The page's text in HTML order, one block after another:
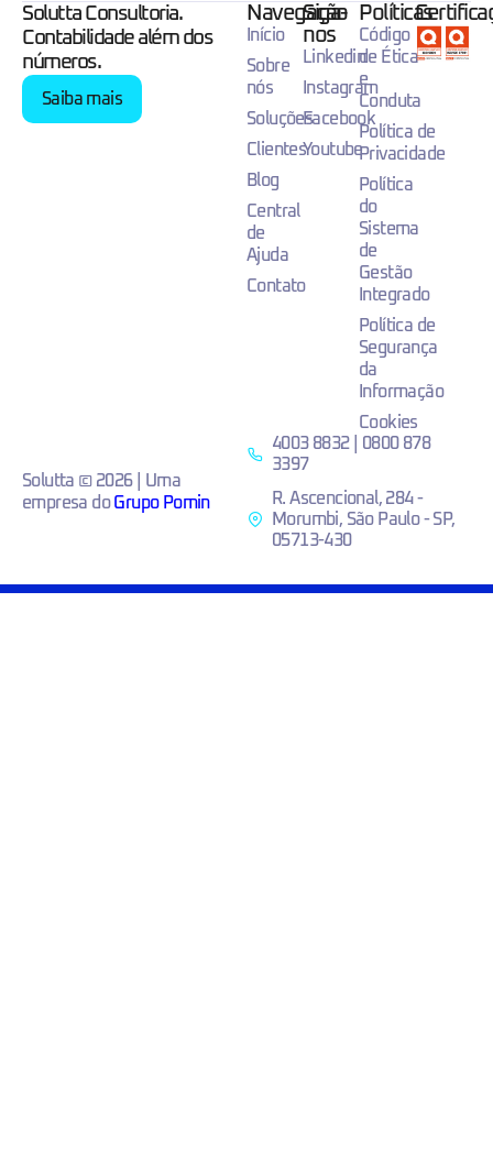
Solutta Consultoria.
Contabilidade além dos
números.
Saiba mais
Navegação
Início
Sobre
nós
Soluções
Clientes
Blog
Central
de
Ajuda
Contato
Siga-
nos
Linkedin
Instagram
Facebook
Youtube
Políticas
Código
de Ética
e
Conduta
Política de
Privacidade
Política
do
Sistema
de
Gestão
Integrado
Política de
Segurança
da
Informação
Cookies
Solutta © 2026 | Uma
empresa doGrupo Pomin
4003 8832 | 0800 878
3397
R. Ascencional, 284 -
Morumbi, São Paulo - SP,
05713-430